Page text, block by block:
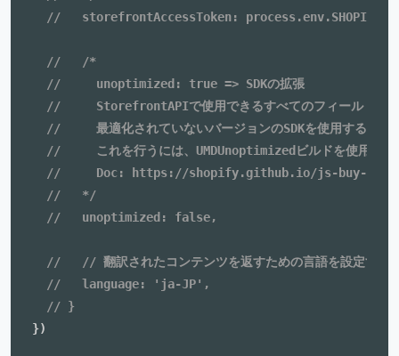
//   storefrontAccessToken:
//   /*
//     unoptimized: true => SDKの拡張
//     StorefrontAPIで使用できるすべてのフィールドが
//     最適化されていないバージョンのSDKを使用すると、
//     これを行うには、UMDUnoptimizedビルドを使用しま
//     Doc: https://shopify.github.io/js-buy-sdk/
//   */
//   unoptimized: false,
//   // 翻訳されたコンテンツを返すための言語を設定する
//   language: 'ja-JP',
// }
})